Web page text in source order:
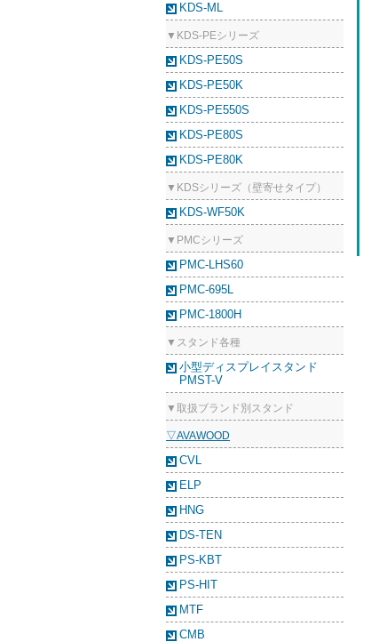
KDS-ML
▼KDS-PEシリーズ
KDS-PE50S
KDS-PE50K
KDS-PE550S
KDS-PE80S
KDS-PE80K
▼KDSシリーズ（壁寄せタイプ）
KDS-WF50K
▼PMCシリーズ
PMC-LHS60
PMC-695L
PMC-1800H
▼スタンド各種
小型ディスプレイスタンド
PMST-V
▼取扱ブランド別スタンド
▽AVAWOOD
CVL
ELP
HNG
DS-TEN
PS-KBT
PS-HIT
MTF
CMB